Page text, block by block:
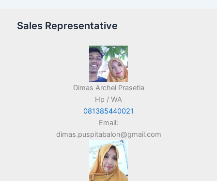
Sales Representative
Dimas Archel Prasetia
Hp / WA
081385440021
Email:
dimas.puspitabalon@gmail.com